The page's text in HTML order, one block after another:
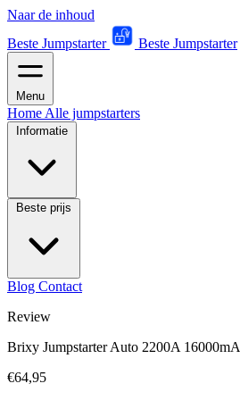
Naar de inhoud
Beste Jumpstarter
Beste Jumpstarter
Menu
Home Alle jumpstarters
Informatie
Beste prijs
Blog Contact
Review
Brixy Jumpstarter Auto 2200A
€64,95